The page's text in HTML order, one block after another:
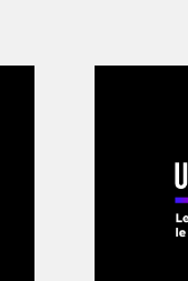
des sept
snipers. Puis